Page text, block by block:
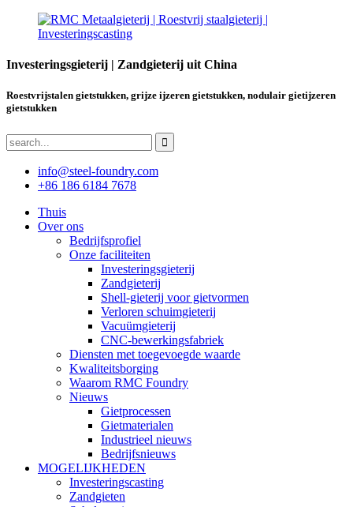
Investeringsgieterij | Zandgieterij uit China
Roestvrijstalen gietstukken, grijze ijzeren gietstukken, nodulair gietijzeren
gietstukken
info@steel-foundry.com
+86 186 6184 7678
Thuis
Over ons
Bedrijfsprofiel
Onze faciliteiten
Investeringsgieterij
Zandgieterij
Shell-gieterij voor gietvormen
Verloren schuimgieterij
Vacuümgieterij
CNC-bewerkingsfabriek
Diensten met toegevoegde waarde
Kwaliteitsborging
Waarom RMC Foundry
Nieuws
Gietprocessen
Gietmaterialen
Industrieel nieuws
Bedrijfsnieuws
MOGELIJKHEDEN
Investeringscasting
Zandgieten